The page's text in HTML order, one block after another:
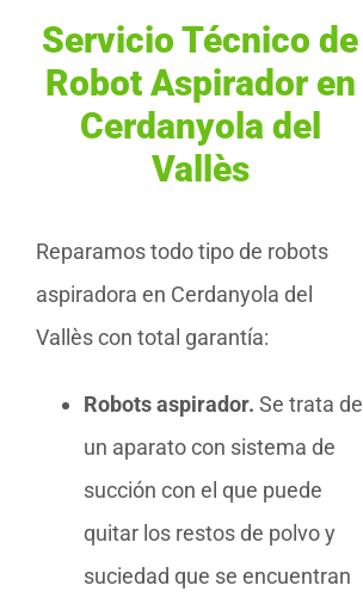
Servicio Técnico de
Robot Aspirador en
Cerdanyola del
Vallès
Reparamos todo tipo de robots
aspiradora en Cerdanyola del
Vallès con total garantía:
Robots aspirador. Se trata de
un aparato con sistema de
succión con el que puede
quitar los restos de polvo y
suciedad que se encuentran